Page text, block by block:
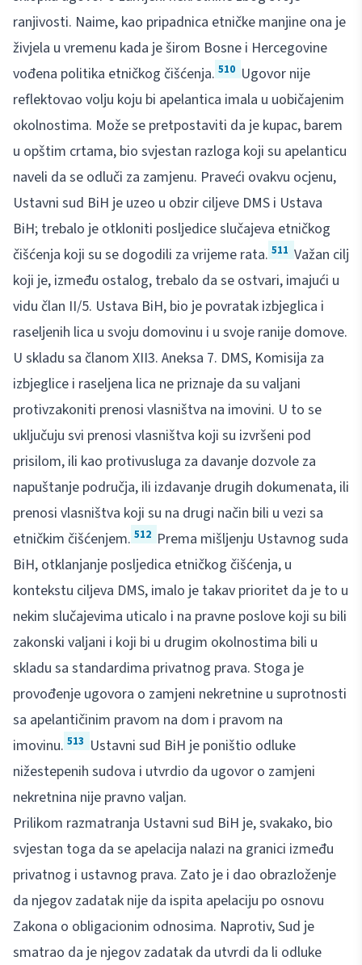
ranjivosti. Naime, kao pripadnica etničke manjine ona je
živjela u vremenu kada je širom Bosne i Hercegovine
vođena politika etničkog čišćenja. 510 Ugovor nije
reflektovao volju koju bi apelantica imala u uobičajenim
okolnostima. Može se pretpostaviti da je kupac, barem
u opštim crtama, bio svjestan razloga koji su apelanticu
naveli da se odluči za zamjenu. Praveći ovakvu ocjenu,
Ustavni sud BiH je uzeo u obzir ciljeve DMS i Ustava
BiH; trebalo je otkloniti posljedice slučajeva etničkog
čišćenja koji su se dogodili za vrijeme rata. 511 Važan cilj
koji je, između ostalog, trebalo da se ostvari, imajući u
vidu član II/5. Ustava BiH, bio je povratak izbjeglica i
raseljenih lica u svoju domovinu i u svoje ranije domove.
U skladu sa članom XII3. Aneksa 7. DMS, Komisija za
izbjeglice i raseljena lica ne priznaje da su valjani
protivzakoniti prenosi vlasništva na imovini. U to se
uključuju svi prenosi vlasništva koji su izvršeni pod
prisilom, ili kao protivusluga za davanje dozvole za
napuštanje područja, ili izdavanje drugih dokumenata, ili
prenosi vlasništva koji su na drugi način bili u vezi sa
etničkim čišćenjem. 512 Prema mišljenju Ustavnog suda
BiH, otklanjanje posljedica etničkog čišćenja, u
kontekstu ciljeva DMS, imalo je takav prioritet da je to u
nekim slučajevima uticalo i na pravne poslove koji su bili
zakonski valjani i koji bi u drugim okolnostima bili u
skladu sa standardima privatnog prava. Stoga je
provođenje ugovora o zamjeni nekretnine u suprotnosti
sa apelantičinim pravom na dom i pravom na
imovinu. 513 Ustavni sud BiH je poništio odluke
nižestepenih sudova i utvrdio da ugovor o zamjeni
nekretnina nije pravno valjan.
Prilikom razmatranja Ustavni sud BiH je, svakako, bio
svjestan toga da se apelacija nalazi na granici između
privatnog i ustavnog prava. Zato je i dao obrazloženje
da njegov zadatak nije da ispita apelaciju po osnovu
Zakona o obligacionim odnosima. Naprotiv, Sud je
smatrao da je njegov zadatak da utvrdi da li odluke